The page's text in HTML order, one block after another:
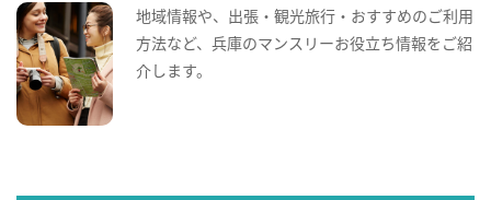
地域情報や、出張・観光旅行・おすすめのご利用
方法など、兵庫のマンスリーお役立ち情報をご紹
介します。